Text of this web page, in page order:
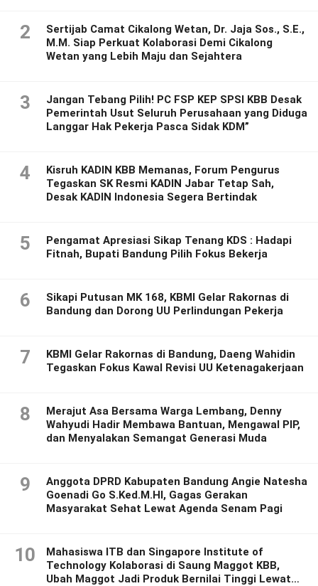
2
Sertijab Camat Cikalong Wetan, Dr. Jaja Sos., S.E.,
M.M. Siap Perkuat Kolaborasi Demi Cikalong
Wetan yang Lebih Maju dan Sejahtera
3
Jangan Tebang Pilih! PC FSP KEP SPSI KBB Desak
Pemerintah Usut Seluruh Perusahaan yang Diduga
Langgar Hak Pekerja Pasca Sidak KDM”
4
Kisruh KADIN KBB Memanas, Forum Pengurus
Tegaskan SK Resmi KADIN Jabar Tetap Sah,
Desak KADIN Indonesia Segera Bertindak
5
Pengamat Apresiasi Sikap Tenang KDS : Hadapi
Fitnah, Bupati Bandung Pilih Fokus Bekerja
6
Sikapi Putusan MK 168, KBMI Gelar Rakornas di
Bandung dan Dorong UU Perlindungan Pekerja
7
KBMI Gelar Rakornas di Bandung, Daeng Wahidin
Tegaskan Fokus Kawal Revisi UU Ketenagakerjaan
8
Merajut Asa Bersama Warga Lembang, Denny
Wahyudi Hadir Membawa Bantuan, Mengawal PIP,
dan Menyalakan Semangat Generasi Muda
9
Anggota DPRD Kabupaten Bandung Angie Natesha
Goenadi Go S.Ked.M.HI, Gagas Gerakan
Masyarakat Sehat Lewat Agenda Senam Pagi
10
Mahasiswa ITB dan Singapore Institute of
Technology Kolaborasi di Saung Maggot KBB,
Ubah Maggot Jadi Produk Bernilai Tinggi Lewat